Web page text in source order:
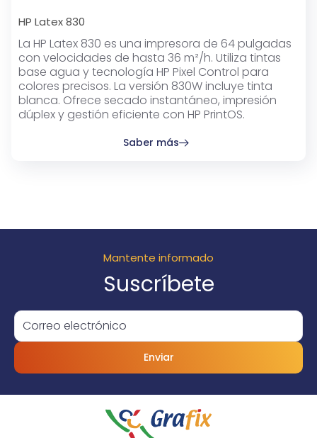
HP Latex 830
La HP Latex 830 es una impresora de 64 pulgadas
con velocidades de hasta 36 m²/h. Utiliza tintas
base agua y tecnología HP Pixel Control para
colores precisos. La versión 830W incluye tinta
blanca. Ofrece secado instantáneo, impresión
dúplex y gestión eficiente con HP PrintOS.
Saber más
Mantente informado
Suscríbete
Enviar